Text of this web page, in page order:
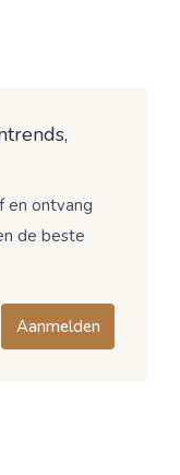
en ontvang
de beste
Aanmelden